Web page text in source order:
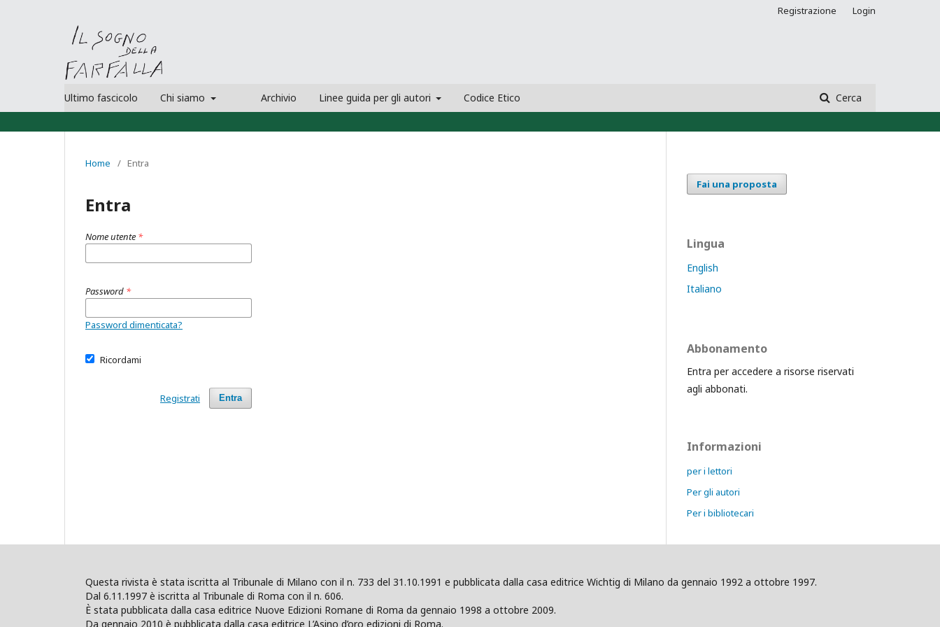
Ultimo fascicolo Chi siamo Archivio Linee guida per gli autori Codice Etico Cerca
Registrazione Login
Home / Entra
Entra
Nome utente *
Password *
Password dimenticata?
Ricordami
Entra
Registrati
Fai una proposta
Lingua
English
Italiano
Abbonamento
Entra per accedere a risorse riservati
agli abbonati.
Informazioni
per i lettori
Per gli autori
Per i bibliotecari
Questa rivista è stata iscritta al Tribunale di Milano con il n. 733 del 31.10.1991 e pubblicata dalla casa editrice Wichtig di Milano da gennaio 1992 a ottobre 1997.
Dal 6.11.1997 è iscritta al Tribunale di Roma con il n. 606.
È stata pubblicata dalla casa editrice Nuove Edizioni Romane di Roma da gennaio 1998 a ottobre 2009.
Da gennaio 2010 è pubblicata dalla casa editrice L’Asino d’oro edizioni di Roma.